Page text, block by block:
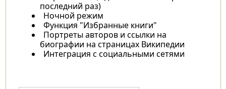
последний раз)
Ночной режим
Функция "Избранные книги"
Портреты авторов и ссылки на
биографии на страницах Википедии
Интеграция с социальными сетями